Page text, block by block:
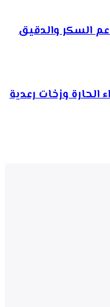
درهم لدعم السكر والدقيق
وزخات رعدية